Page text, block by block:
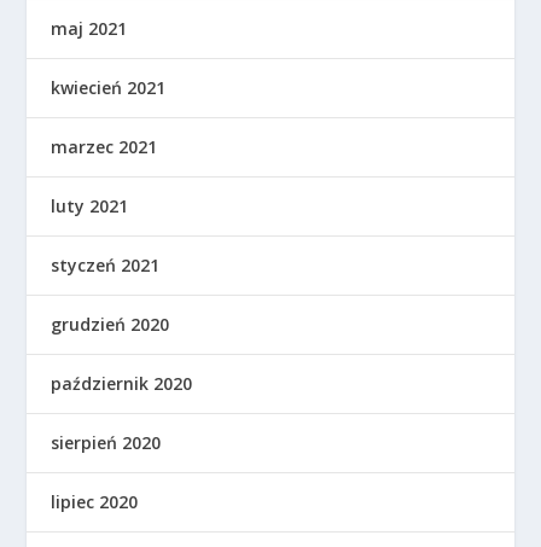
maj 2021
kwiecień 2021
marzec 2021
luty 2021
styczeń 2021
grudzień 2020
październik 2020
sierpień 2020
lipiec 2020